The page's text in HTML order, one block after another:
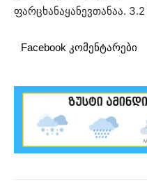
ფარცხანაყანევთანაა.
Facebook კომენტარები